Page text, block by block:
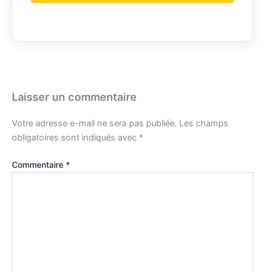
Laisser un commentaire
Votre adresse e-mail ne sera pas publiée. Les champs
obligatoires sont indiqués avec *
Commentaire *